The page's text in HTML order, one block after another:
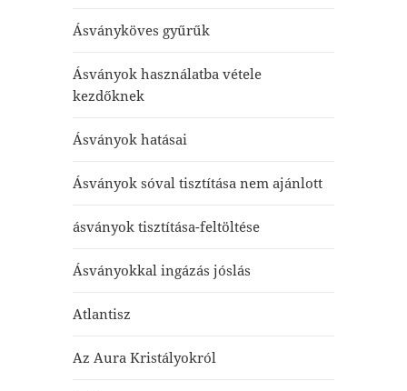
Ásványköves gyűrűk
Ásványok használatba vétele
kezdőknek
Ásványok hatásai
Ásványok sóval tisztítása nem ajánlott
ásványok tisztítása-feltöltése
Ásványokkal ingázás jóslás
Atlantisz
Az Aura Kristályokról